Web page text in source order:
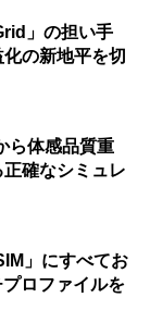
」の担い手
の新地平を切
ら体感品質重
確なシミュレ
」にすべてお
ロファイルを